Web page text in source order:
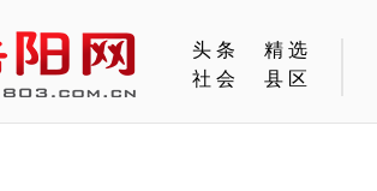
头条
精选
社会
县区